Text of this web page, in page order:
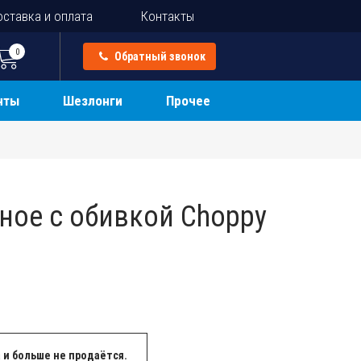
и оплата Контакты
0 Обратный звонок
Шезлонги Прочее
с обивкой Choppy
и больше не продаётся.